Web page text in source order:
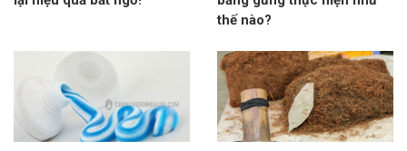
thế nào?